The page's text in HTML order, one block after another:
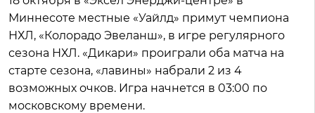
Миннесоте местные «Уайлд» примут чемпиона
НХЛ, «Колорадо Эвеланш», в игре регулярного
сезона НХЛ. «Дикари» проиграли оба матча на
старте сезона, «лавины» набрали 2 из 4
возможных очков. Игра начнется в 03:00 по
московскому времени.